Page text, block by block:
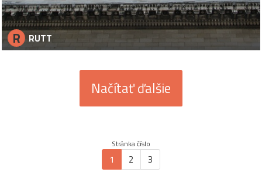
R RUTT
Načítať ďalšie
Stránka číslo
1 2 3